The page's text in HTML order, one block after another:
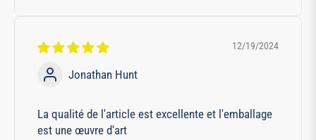
12/19/2024
Jonathan Hunt
La qualité de l'article est excellente et l'emballage
est une œuvre d'art